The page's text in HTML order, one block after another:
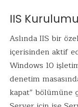
IIS Kurulumu
Aslında IIS bir
içerisinden aktif
Windows 10
denetim
kapat” bölümüne